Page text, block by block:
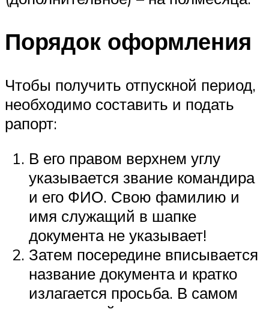
Порядок оформления
Чтобы получить отпускной период,
необходимо составить и подать
рапорт:
В его правом верхнем углу
указывается звание командира
и его ФИО. Свою фамилию и
имя служащий в шапке
документа не указывает!
Затем посередине вписывается
название документа и кратко
излагается просьба. В самом